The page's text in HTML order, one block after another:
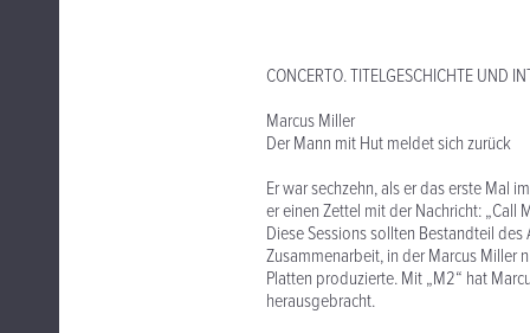
CONCERTO. TITELGESCHICHTE UND
Marcus Miller
Der Mann mit Hut meldet sich zurück
Er war sechzehn, als er das erste Mal
er einen Zettel mit der Nachricht: „Call
Diese Sessions sollten Bestandteil
Zusammenarbeit, in der Marcus Miller
Platten produzierte. Mit „M2“ hat
herausgebracht.